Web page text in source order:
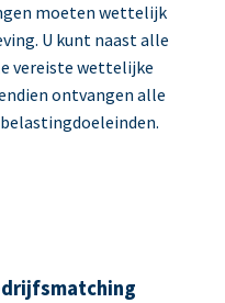
moeten wettelijk
U kunt naast alle
vereiste wettelijke
ontvangen alle